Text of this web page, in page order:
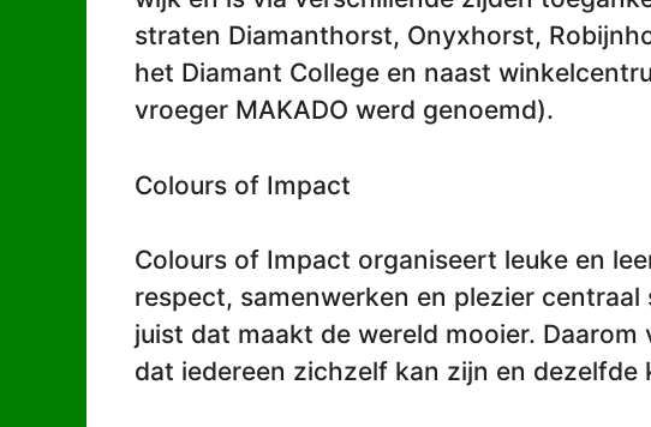
straten Diamanthorst, Onyxhorst,
het Diamant College en naast
vroeger MAKADO werd genoemd).
Colours of Impact
Colours of Impact organiseert leuke en
respect, samenwerken en plezier centraal
juist dat maakt de wereld mooier.
dat iedereen zichzelf kan zijn en dezelfde